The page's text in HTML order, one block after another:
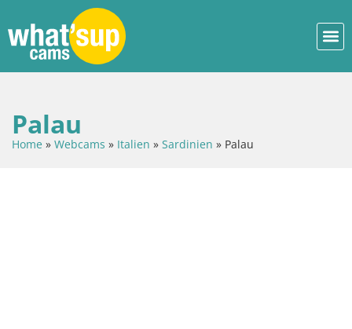
Palau
Home » Webcams » Italien » Sardinien » Palau